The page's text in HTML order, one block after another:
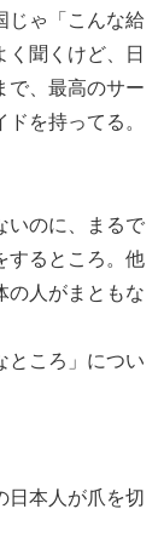
じゃ「こんな給
聞くけど、日
で、最高のサー
を持ってる。
いのに、まるで
するところ。他
の人がまともな
ところ」につい
日本人が爪を切